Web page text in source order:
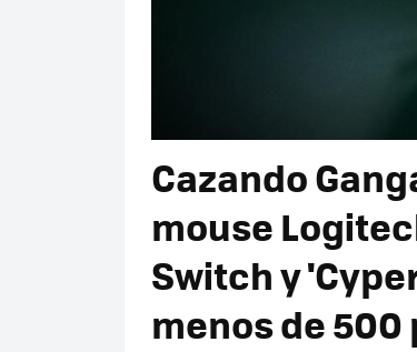
Cazando
mouse
Switch y
menos de 500